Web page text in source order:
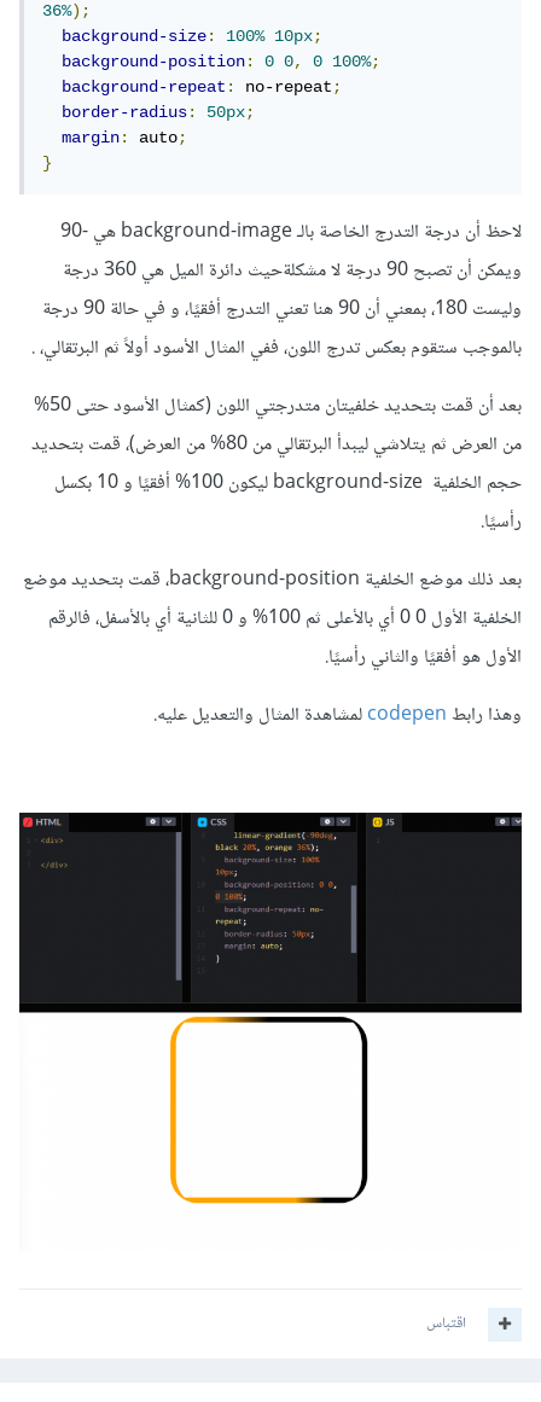
36%);
background-size: 100% 10px;
background-position: 0 0, 0 100%;
background-repeat: no-repeat;
border-radius: 50px;
margin: auto;
}
لاحظ أن درجة التدرج الخاصة بالـ background-image هي -90
ويمكن أن تصبح 90 درجة لا مشكلةحيث دائرة الميل هي 360 درجة
وليست 180، بمعني أن 90 هنا تعني التدرج أفقيًا، و في حالة 90 درجة
بالموجب ستقوم بعكس تدرج اللون، ففي المثال الأسود أولاً ثم البرتقالي، .
بعد أن قمت بتحديد خلفيتان متدرجتي اللون (كمثال الأسود حتى 50%
من العرض ثم يتلاشي ليبدأ البرتقالي من 80% من العرض)، قمت بتحديد
حجم الخلفية background-size ليكون 100% أفقيًا و 10 بكسل
رأسيًا.
بعد ذلك موضع الخلفية background-position، قمت بتحديد موضع
الخلفية الأول 0 0 أي بالأعلى ثم 100% و 0 للثانية أي بالأسفل، فالرقم
الأول هو أفقيًا والثاني رأسيًا.
وهذا رابطcodepen لمشاهدة المثال والتعديل عليه.
اقتباس